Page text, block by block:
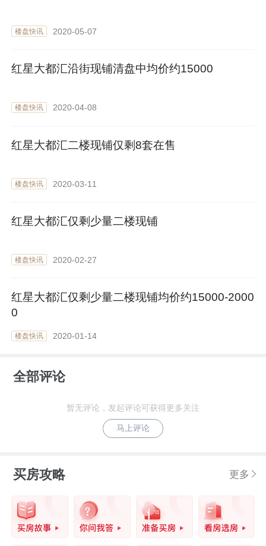
楼盘快讯 2020-05-07
红星大都汇沿街现铺清盘中均价约15000
楼盘快讯 2020-04-08
红星大都汇二楼现铺仅剩8套在售
楼盘快讯 2020-03-11
红星大都汇仅剩少量二楼现铺
楼盘快讯 2020-02-27
红星大都汇仅剩少量二楼现铺均价约15000-2000
0
楼盘快讯 2020-01-14
全部评论
暂无评论，发起评论可获得更多关注
马上评论
买房攻略 更多